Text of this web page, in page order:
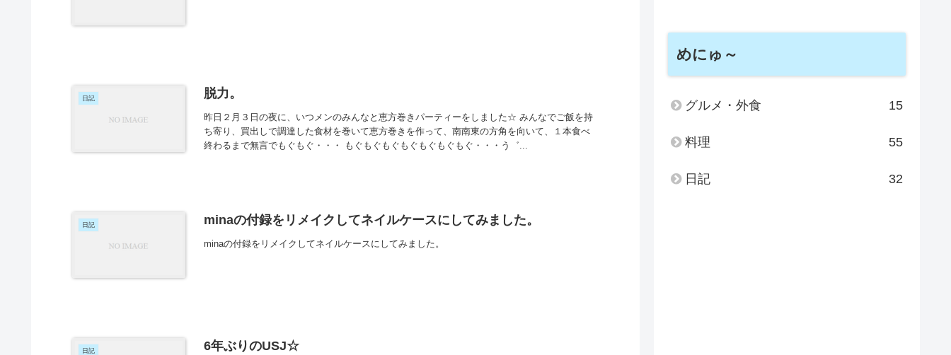
日記 脱力。
昨日２月３日の夜に、いつメンのみんなと恵方巻きパーティーをしました☆ みんなでご飯を持
ち寄り、買出しで調達した食材を巻いて恵方巻きを作って、南南東の方角を向いて、１本食べ
終わるまで無言でもぐもぐ・・・ もぐもぐもぐもぐもぐもぐもぐ・・・う゛...
日記 minaの付録をリメイクしてネイルケースにしてみました。
minaの付録をリメイクしてネイルケースにしてみました。
日記 6年ぶりのUSJ☆
めにゅ～
グルメ・外食 15
料理 55
日記 32